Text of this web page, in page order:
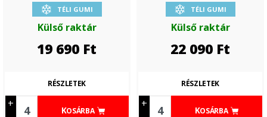
TÉLI GUMI
Külső raktár
19 690 Ft
+
KOSÁRBA
RÉSZLETEK
TÉLI GUMI
Külső raktár
22 090 Ft
+
KOSÁRBA
RÉSZLETEK